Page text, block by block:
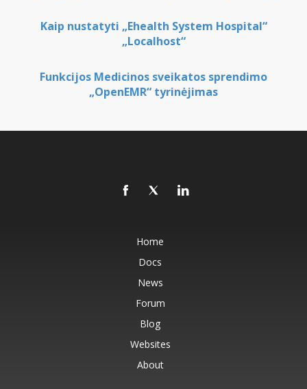
Kaip nustatyti „Ehealth System Hospital“
„Localhost“
Funkcijos Medicinos sveikatos sprendimo
„OpenEMR“ tyrinėjimas
Home
Docs
News
Forum
Blog
Websites
About